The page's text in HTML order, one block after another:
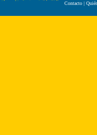
Contacto|